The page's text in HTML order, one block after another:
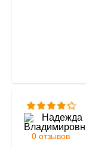
0 отзывов